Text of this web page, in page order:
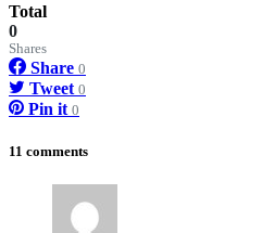
Total
0
Shares
Share 0
Tweet 0
Pin it 0
11 comments